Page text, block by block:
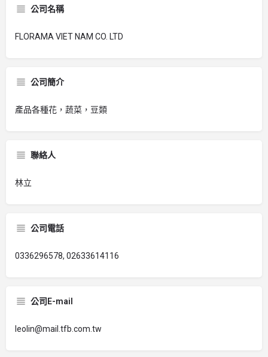
公司名稱
FLORAMA VIET NAM CO. LTD
公司簡介
產品各種花，蔬菜，豆類
聯絡人
林立
公司電話
0336296578, 02633614116
公司E-mail
leolin@mail.tfb.com.tw